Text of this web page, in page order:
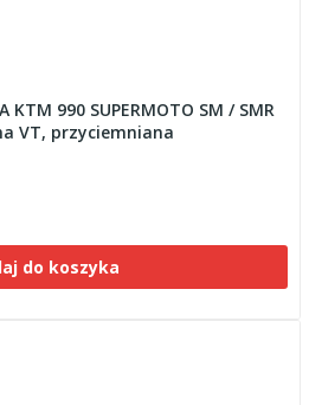
990 SUPERMOTO SM / SMR
VT, przyciemniana
do koszyka